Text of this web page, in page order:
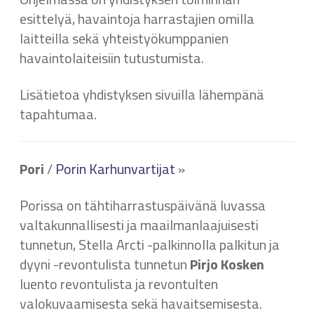
esittelyä, havaintoja harrastajien omilla
laitteilla sekä yhteistyökumppanien
havaintolaiteisiin tutustumista.
Lisätietoa yhdistyksen sivuilla lähempänä
tapahtumaa.
Pori/Porin Karhunvartijat»
Porissa on tähtiharrastuspäivänä luvassa
valtakunnallisesti ja maailmanlaajuisesti
tunnetun, Stella Arcti -palkinnolla palkitun ja
dyyni -revontulista tunnetunPirjo Kosken
luento revontulista ja revontulten
valokuvaamisesta sekä havaitsemisesta.